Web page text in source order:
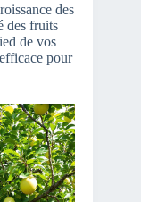
des
des fruits
de vos
pour